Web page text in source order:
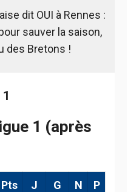
dit OUI à Rennes :
sauver la saison,
des Bretons !
1 (après
Pts J G N P